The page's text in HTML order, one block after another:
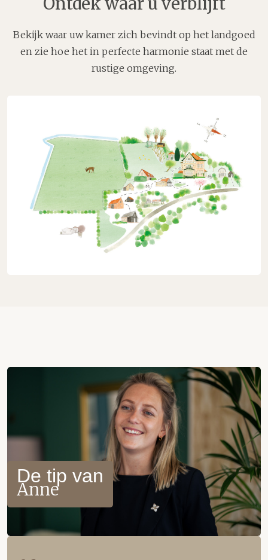
Bekijk waar uw kamer zich bevindt op het landgoed
en zie hoe het in perfecte harmonie staat met de
rustige omgeving.
De tip van
Anne